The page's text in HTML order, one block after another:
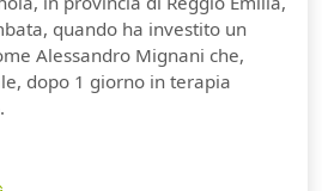
quando ha investito un
Alessandro Mignani che,
dopo 1 giorno in terapia